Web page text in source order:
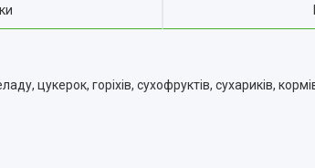
цукерок, горіхів, сухофруктів, сухариків,